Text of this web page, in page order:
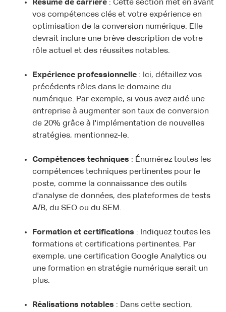
Résumé de carrière : Cette section met en avant
vos compétences clés et votre expérience en
optimisation de la conversion numérique. Elle
devrait inclure une brève description de votre
rôle actuel et des réussites notables.
Expérience professionnelle : Ici, détaillez vos
précédents rôles dans le domaine du
numérique. Par exemple, si vous avez aidé une
entreprise à augmenter son taux de conversion
de 20% grâce à l'implémentation de nouvelles
stratégies, mentionnez-le.
Compétences techniques : Énumérez toutes les
compétences techniques pertinentes pour le
poste, comme la connaissance des outils
d'analyse de données, des plateformes de tests
A/B, du SEO ou du SEM.
Formation et certifications : Indiquez toutes les
formations et certifications pertinentes. Par
exemple, une certification Google Analytics ou
une formation en stratégie numérique serait un
plus.
Réalisations notables : Dans cette section,